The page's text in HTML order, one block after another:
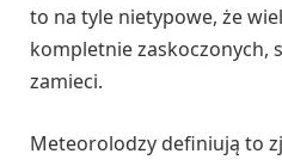
to na tyle nietypowe, że
kompletnie zaskoczonych,
zamieci.
Meteorolodzy definiują to